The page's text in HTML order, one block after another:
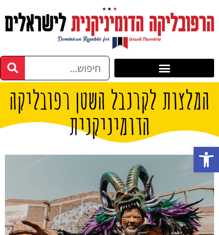
המלצות לקרנבל השטן רפובליקה
הדומיניקנית
פתח סרגל נגישות